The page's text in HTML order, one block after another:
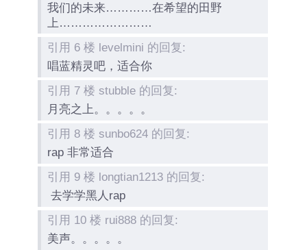
我们的未来…………在希望的田野
上……………………
引用 6 楼 levelmini 的回复:
唱蓝精灵吧，适合你
引用 7 楼 stubble 的回复:
月亮之上。。。。。
引用 8 楼 sunbo624 的回复:
rap 非常适合
引用 9 楼 longtian1213 的回复:
去学学黑人rap
引用 10 楼 rui888 的回复:
美声。。。。。